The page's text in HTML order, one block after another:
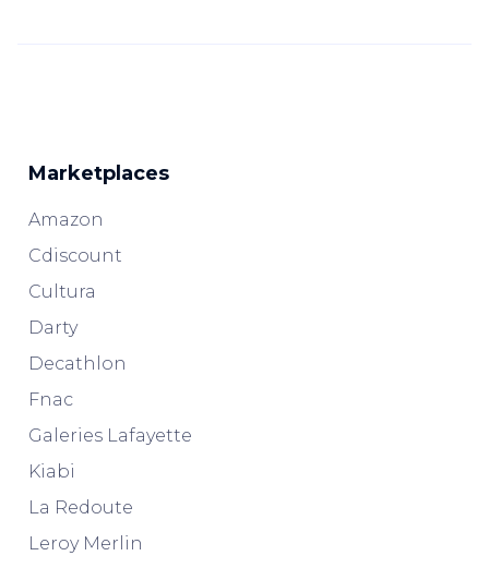
Marketplaces
Amazon
Cdiscount
Cultura
Darty
Decathlon
Fnac
Galeries Lafayette
Kiabi
La Redoute
Leroy Merlin